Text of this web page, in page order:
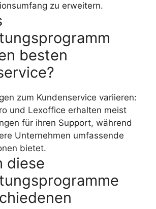
zu erweitern.
besten
zum Kundenservice variieren:
und Lexoffice erhalten meist
für ihren Support, während
Unternehmen umfassende
bietet.
diese